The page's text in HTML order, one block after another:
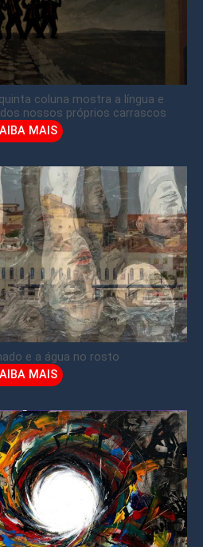
coluna mostra a língua e
nossos próprios carrascos
MAIS
e a água no rosto
MAIS